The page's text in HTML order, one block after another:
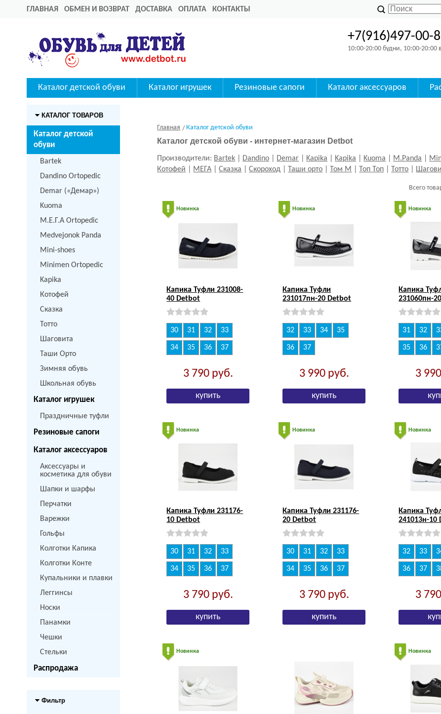
ГЛАВНАЯ ОБМЕН И ВОЗВРАТ ДОСТАВКА ОПЛАТА КОНТАКТЫ
+7(916)497-00-
10:00-20:00 будни, 10:00-
Каталог детской обуви Каталог игрушек Резиновые сапоги Каталог аксессуаров
КАТАЛОГ ТОВАРОВ
Каталог детской
обуви
Bartek
Dandino Ortopedic
Demar («Демар»)
Kuoma
M.Е.Г.А Ortopedic
Medvejonok Panda
Mini-shoes
Minimen Ortopedic
Kapika
Котофей
Сказка
Тотто
Шаговита
Таши Орто
Зимняя обувь
Школьная обувь
Каталог игрушек
Праздничные туфли
Резиновые сапоги
Каталог аксессуаров
Аксессуары и
косметика для обуви
Шапки и шарфы
Перчатки
Варежки
Гольфы
Колготки Капика
Колготки Конте
Купальники и плавки
Леггинсы
Носки
Панамки
Чешки
Стельки
Распродажа
Фильтр
Главная Каталог детской обуви
Каталог детской обуви - интернет-магазин Detbot
Производители: Bartek Dandino Demar Kapika Kapika Kuoma M.Panda
Котофей
МЕГА |Сказка |Скороход Таши орто Том М Топ Топ Тотто
Всего
Новинка
Капика Туфли 231008-
40 Detbot
30 31 32 33
34 35 36 37
3 790 руб.
Новинка
Капика Туфли
231017пн-20 Detbot
32 33 34 35
36 37
3 990 руб.
Новинка
Капика
231060пн-
31 32
35 36
3 990
Новинка
Капика Туфли 231176-
10 Detbot
30 31 32 33
34 35 36 37
3 790 руб.
Новинка
Капика Туфли 231176-
20 Detbot
30 31 32 33
34 35 36 37
3 790 руб.
Новинка
Капика
241013н-10
32 33
36 37
3 790
Новинка Новинка